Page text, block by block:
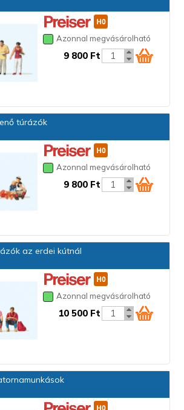
Azonnal megvásárolható
9 800 Ft
túrázók
Azonnal megvásárolható
9 800 Ft
az erdei kútnál
Azonnal megvásárolható
10 500 Ft